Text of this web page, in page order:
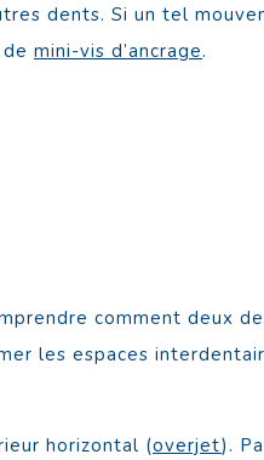
dents. Si un tel
demini-vis d’ancrage.
comment deux
les espaces
horizontal (overjet).